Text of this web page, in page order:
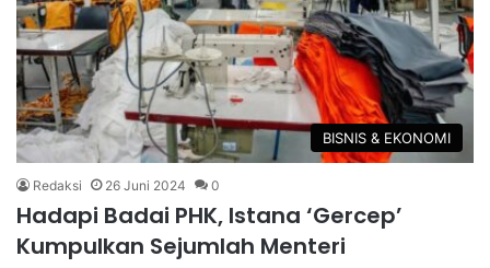
BISNIS & EKONOMI
Redaksi 26 Juni 2024 0
Hadapi Badai PHK, Istana ‘Gercep’
Kumpulkan Sejumlah Menteri